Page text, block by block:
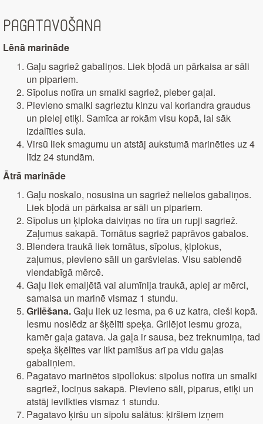
Pagatavošana
Lēnā marināde
Gaļu sagriež gabaliņos. Liek bļodā un pārkaisa ar sāli
un pipariem.
Sīpolus notīra un smalki sagriež, pieber gaļai.
Pievieno smalki sagrieztu kinzu vai koriandra graudus
un pielej etiķi. Samīca ar rokām visu kopā, lai sāk
izdalīties sula.
Virsū liek smagumu un atstāj aukstumā marinēties uz 4
līdz 24 stundām.
Ātrā marināde
Gaļu noskalo, nosusina un sagriež nelielos gabaliņos.
Liek bļodā un pārkaisa ar sāli un pipariem.
Sīpolus un ķiploka daiviņas no tīra un rupji sagriež.
Zaļumus sakapā. Tomātus sagriež paprāvos gabalos.
Blendera traukā liek tomātus, sīpolus, ķiplokus,
zaļumus, pievieno sāli un garšvielas. Visu sablendē
viendabīgā mērcē.
Gaļu liek emaljētā vai alumīnija traukā, aplej ar mērci,
samaisa un marinē vismaz 1 stundu.
Grilēšana.Gaļu liek uz iesma, pa 6 uz katra, cieši kopā.
Iesmu noslēdz ar šķēlīti speķa. Grilējot iesmu groza,
kamēr gaļa gatava. Ja gaļa ir sausa, bez treknumiņa, tad
speķa šķēlītes var likt pamīšus arī pa vidu gaļas
gabaliņiem.
Pagatavo marinētos sīpollokus: sīpolus notīra un smalki
sagriež, lociņus sakapā. Pievieno sāli, piparus, etiķi un
atstāj ievilkties vismaz 1 stundu.
Pagatavo ķiršu un sīpolu salātus: ķiršiem izņem